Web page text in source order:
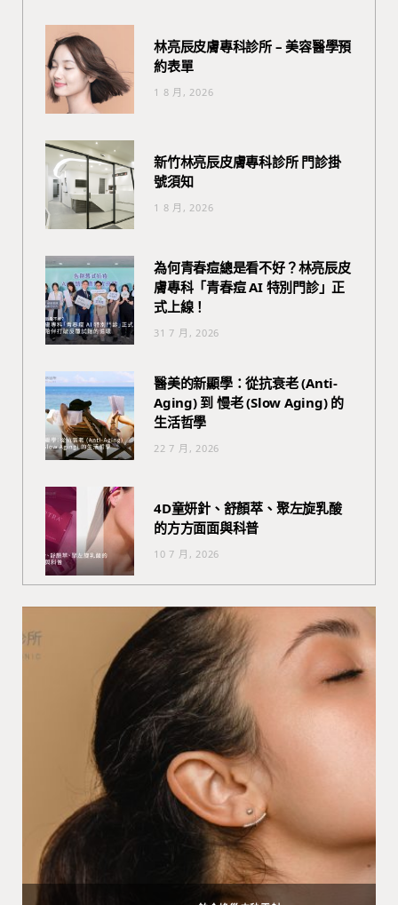
林亮辰皮膚專科診所 – 美容醫學預
約表單
1 8 月, 2026
新竹林亮辰皮膚專科診所 門診掛
號須知
1 8 月, 2026
為何青春痘總是看不好？林亮辰皮
膚專科「青春痘 AI 特別門診」正
式上線！
31 7 月, 2026
醫美的新顯學：從抗衰老 (Anti-
Aging) 到 慢老 (Slow Aging) 的
生活哲學
22 7 月, 2026
4D童妍針、舒顏萃、聚左旋乳酸
的方方面面與科普
10 7 月, 2026